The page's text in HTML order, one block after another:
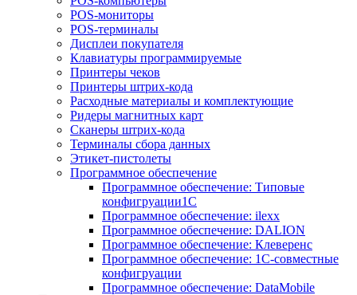
POS-мониторы
POS-терминалы
Дисплеи покупателя
Клавиатуры программируемые
Принтеры чеков
Принтеры штрих-кода
Расходные материалы и комплектующие
Ридеры магнитных карт
Сканеры штрих-кода
Терминалы сбора данных
Этикет-пистолеты
Программное обеспечение
Программное обеспечение: Типовые
конфигруации1С
Программное обеспечение: ilexx
Программное обеспечение: DALION
Программное обеспечение: Клеверенс
Программное обеспечение: 1С-совместные
конфигруации
Программное обеспечение: DataMobile